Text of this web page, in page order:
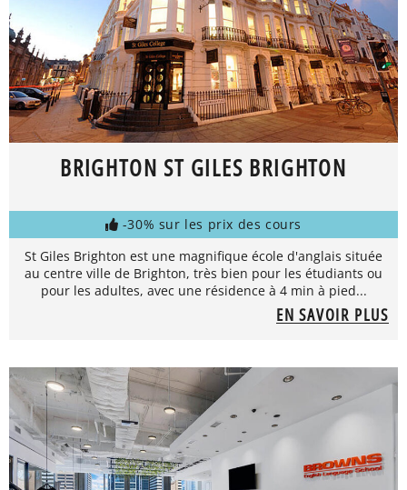
BRIGHTON ST GILES BRIGHTON
-30% sur les prix des cours
St Giles Brighton est une magnifique école d'anglais située
au centre ville de Brighton, très bien pour les étudiants ou
pour les adultes, avec une résidence à 4 min à pied...
EN SAVOIR PLUS